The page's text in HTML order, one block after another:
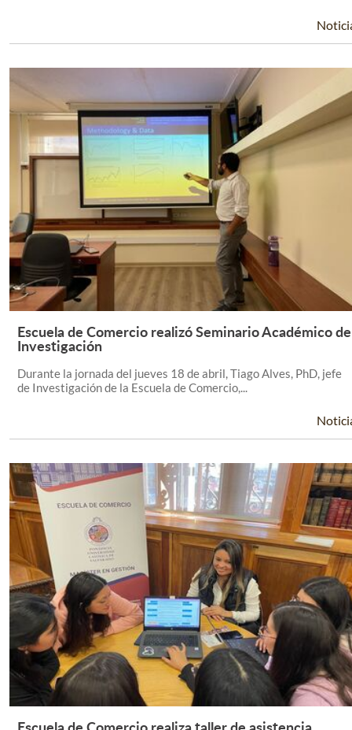
Leer Más +
Escuela de Comercio realizó Seminario Académico de
Investigación
Durante la jornada del jueves 18 de abril, Tiago Alves, PhD, jefe
de Investigación de la Escuela de Comercio,...